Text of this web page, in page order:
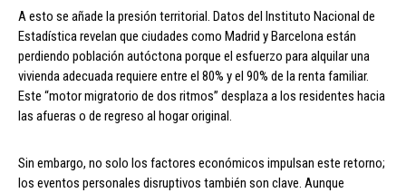
A esto se añade la presión territorial. Datos del Instituto Nacional de
Estadística revelan que ciudades como Madrid y Barcelona están
perdiendo población autóctona porque el esfuerzo para alquilar una
vivienda adecuada requiere entre el 80% y el 90% de la renta familiar.
Este “motor migratorio de dos ritmos” desplaza a los residentes hacia
las afueras o de regreso al hogar original.
Sin embargo, no solo los factores económicos impulsan este retorno;
los eventos personales disruptivos también son clave. Aunque